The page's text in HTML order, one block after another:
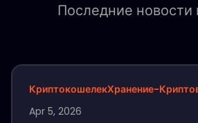
Последние новости
КриптокошелекХранение-
Apr 5, 2026